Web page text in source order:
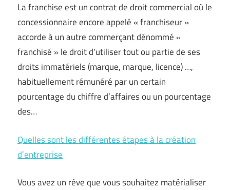
La franchise est un contrat de droit commercial où le
concessionnaire encore appelé « franchiseur »
accorde à un autre commerçant dénommé «
franchisé » le droit d’utiliser tout ou partie de ses
droits immatériels (marque, marque, licence) …,
habituellement rémunéré par un certain
pourcentage du chiffre d’affaires ou un pourcentage
des…
Quelles sont les différentes étapes à la création
d’entreprise
Vous avez un rêve que vous souhaitez matérialiser